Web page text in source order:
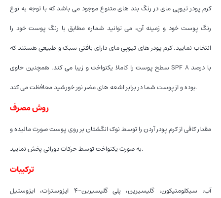
کرم پودر تیوپی مای در رنگ بند های متنوع موجود می باشد که با توجه به نوع
رنگ پوست خود و زمینه آن، می توانید شماره مطابق با رنگ پوست خود را
انتخاب نمایید. کرم پودر های تیوپی مای دارای بافتی سبک و طبیعی هستند که
سطح پوست را کاملا یکنواخت و زیبا می کند. همچنین حاوی SPF با درصد ۸
بوده و از پوست شما در برابر اشعه های مضر نور خورشید محافظت می کند.
روش مصرف
مقدار کافی از کرم پودر آردن را توسط نوک انگشتان بر روی پوست صورت مالیده و
به صورت یکنواخت توسط حرکات دورانی پخش نمایید.
ترکیبات
آب، سیکلومتیکون، گلیسیرین، پلی گلیسیرین-۴ ایزوسترات، ایزوستیل